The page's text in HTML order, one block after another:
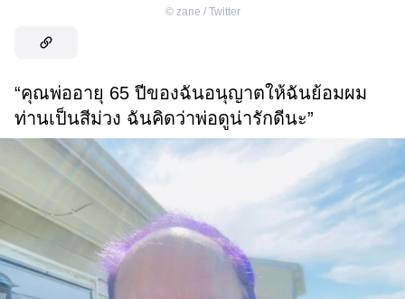
© zane / Twitter
“คุณพ่ออายุ 65 ปีของฉันอนุญาตให้ฉันย้อมผม
ท่านเป็นสีม่วง ฉันคิดว่าพ่อดูน่ารักดีนะ”